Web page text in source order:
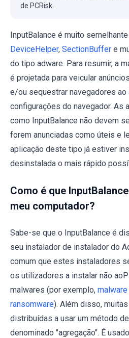
de PCRisk.
InputBalance é muito
DeviceHelper, SectionBuffer e
do tipo adware. Para resumir, a
é projetada para veicular
e/ou sequestrar navegadores ao
configurações do navegador. As
como InputBalance não devem
forem anunciadas como úteis e
aplicação deste tipo já estiver
desinstalada o mais rápido
Como é que
meu computador?
Sabe-se que o InputBalance é
seu instalador de instalador do
comum que estes instaladores
os utilizadores a instalar não
malwares (por exemplo,
ransomware). Além disso,
distribuídas a usar um método
denominado "agregação". É